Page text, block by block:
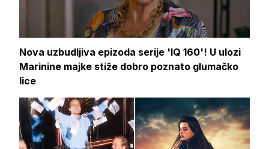
Nova uzbudljiva epizoda serije 'IQ 160'! U ulozi
Marinine majke stiže dobro poznato glumačko
lice